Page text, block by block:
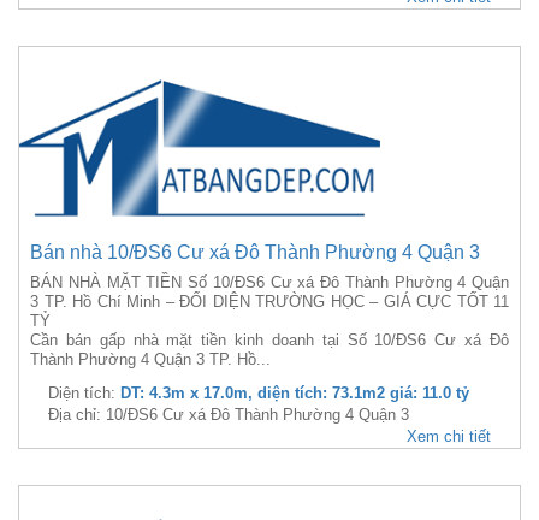
Bán nhà 10/ĐS6 Cư xá Đô Thành Phường 4 Quận 3
BÁN NHÀ MẶT TIỀN Số 10/ĐS6 Cư xá Đô Thành Phường 4 Quận
3 TP. Hồ Chí Minh – ĐỐI DIỆN TRƯỜNG HỌC – GIÁ CỰC TỐT 11
TỶ
Cần bán gấp nhà mặt tiền kinh doanh tại Số 10/ĐS6 Cư xá Đô
Thành Phường 4 Quận 3 TP. Hồ...
Diện tích: DT: 4.3m x 17.0m, diện tích: 73.1m2 giá: 11.0 tỷ
Địa chỉ: 10/ĐS6 Cư xá Đô Thành Phường 4 Quận 3
Xem chi tiết